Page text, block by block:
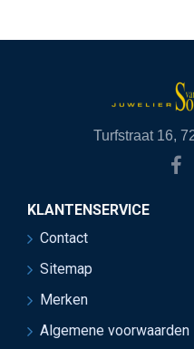
Turfstraat 16,
KLANTENSERVICE
Contact
Sitemap
Merken
Algemene voorwaarden